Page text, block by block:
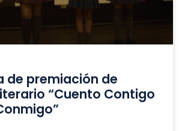
de premiación de
“Cuento Contigo